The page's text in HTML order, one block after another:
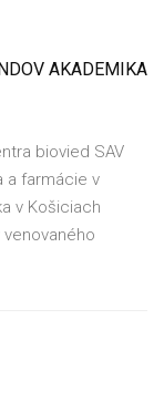
AKADEMIKA
biovied SAV
a farmácie v
v Košiciach